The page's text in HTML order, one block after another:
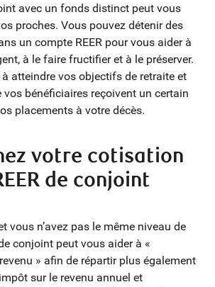
avec un fonds distinct peut vous
proches. Vous pouvez détenir des
un compte REER pour vous aider à
à le faire fructifier et à le préserver.
atteindre vos objectifs de retraite et
bénéficiaires reçoivent un certain
placements à votre décès.
votre cotisation
de conjoint
vous n’avez pas le même niveau de
conjoint peut vous aider à «
» afin de répartir plus également
sur le revenu annuel et